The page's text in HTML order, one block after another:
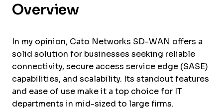
Overview
In my opinion, Cato Networks SD-WAN offers a
solid solution for businesses seeking reliable
connectivity, secure access service edge (SASE)
capabilities, and scalability. Its standout features
and ease of use make it a top choice for IT
departments in mid-sized to large firms.